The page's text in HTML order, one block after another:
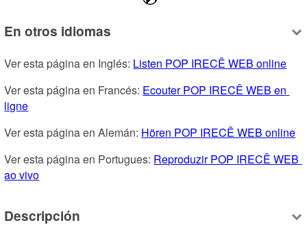
En otros idiomas
Ver esta página en Inglés: Listen POP IRECÊ WEB online
Ver esta página en Francés: Ecouter POP IRECÊ WEB en
ligne
Ver esta página en Alemán: Hören POP IRECÊ WEB online
Ver esta página en Portugues: Reproduzir POP IRECÊ WEB
ao vivo
Descripción